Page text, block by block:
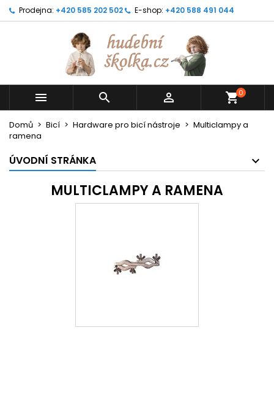
Prodejna: +420 585 202 502 E-shop: +420 588 491 044
   shopping_cart0
Domů Bicí Hardware pro bicí nástroje
Multiclampy a
ramena
ÚVODNÍ STRÁNKA
MULTICLAMPY A RAMENA